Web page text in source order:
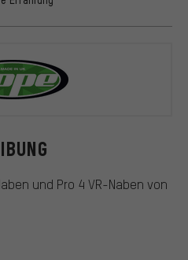
und Pro 4 VR-Naben von